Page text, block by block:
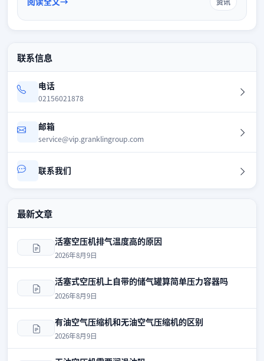
联系信息
电话
02156021878
邮箱
service@vip.granklingroup.com
联系我们
最新文章
活塞空压机排气温度高的原因
2026年8月9日
活塞式空压机上自带的储气罐算简单压力容器吗
2026年8月9日
有油空气压缩机和无油空气压缩机的区别
2026年8月9日